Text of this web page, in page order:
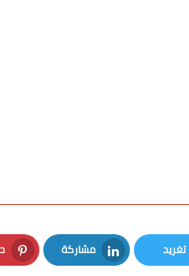
تغريد
Twitter
مشاركة
LinkedIn